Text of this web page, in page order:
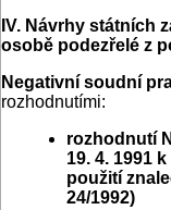
IV. Návrhy státních
osobě podezřelé z
Negativní soudní
rozhodnutími:
rozhodnutí
19. 4. 1991
použití
24/1992)